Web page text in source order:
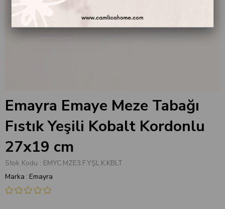
Emayra Emaye Meze Tabağı
Fıstık Yeşili Kobalt Kordonlu
27x19 cm
Stok Kodu
EMYC.MZE3.F.YŞL.K.KBLT
Marka : Emayra